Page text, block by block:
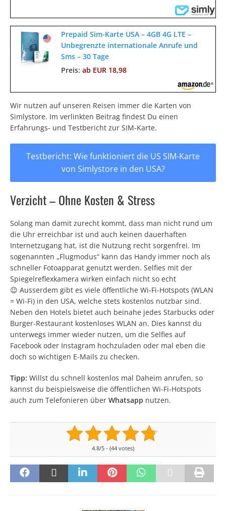
Prepaid Sim-Karte USA – 4GB 4G LTE –
Unbegrenzte internationale Anrufe und
Sms – 30 Tage
Preis: ab EUR 18,98
Wir nutzen auf unseren Reisen immer die Karten von
Simlystore. Im verlinkten Beitrag findest Du einen
Erfahrungs- und Testbericht zur SIM-Karte.
Testbericht: Wie funktioniert die US SIM-Karte
von Simlystore in den USA?
Verzicht – Ohne Kosten & Stress
Solang man damit zurecht kommt, dass man nicht rund um
die Uhr erreichbar ist und auch keinen dauerhaften
Internetzugang hat, ist die Nutzung recht sorgenfrei. Im
sogenannten „Flugmodus“ kann das Handy immer noch als
schneller Fotoapparat genutzt werden. Selfies mit der
Spiegelreflexkamera wirken einfach nicht so echt
😉 Ausserdem gibt es viele öffentliche Wi-Fi-Hotspots (WLAN
= Wi-Fi) in den USA, welche stets kostenlos nutzbar sind.
Neben den Hotels bietet auch beinahe jedes Starbucks oder
Burger-Restaurant kostenloses WLAN an. Dies kannst du
unterwegs immer wieder nutzen, um die Selfies auf
Facebook oder Instagram hochzuladen oder mal eben die
doch so wichtigen E-Mails zu checken.
Tipp: Willst du schnell kostenlos mal Daheim anrufen, so
kannst du beispielsweise die öffentlichen Wi-Fi-Hotspots
auch zum Telefonieren über Whatsapp nutzen.
4.8/5 - (44 votes)